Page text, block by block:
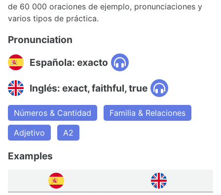
de 60 000 oraciones de ejemplo, pronunciaciones y
varios tipos de práctica.
Pronunciation
Española: exacto
Inglés: exact, faithful, true
Números & Cantidad
Familia & Relaciones
Adjetivo
A2
Examples